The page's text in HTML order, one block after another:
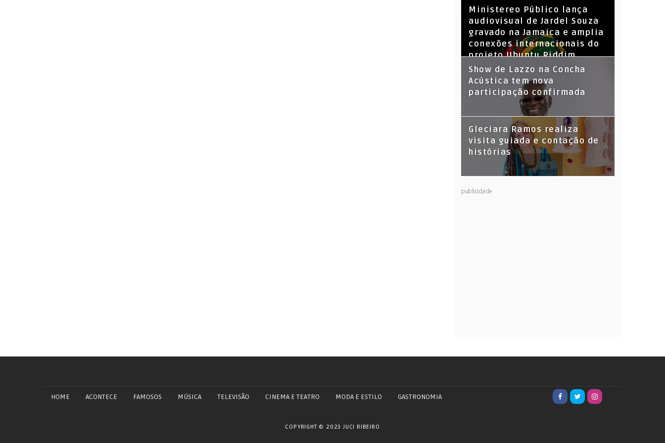
​Ministereo Público lança
audiovisual de Jardel Souza
gravado na Jamaica e amplia
conexões internacionais do
projeto Ubuntu Riddim
Show de Lazzo na Concha
Acústica tem nova
participação confirmada
Gleciara Ramos realiza
visita guiada e contação de
histórias
publicidade
HOME ACONTECE FAMOSOS MÚSICA TELEVISÃO CINEMA E TEATRO MODA E ESTILO GASTRONOMIA
COPYRIGHT © 2023 JUCI RIBEIRO